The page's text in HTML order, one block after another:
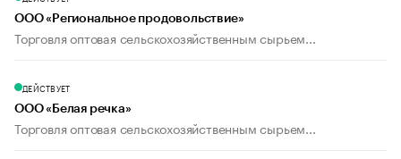
ООО «Региональное продовольствие»
Торговля оптовая сельскохозяйственным сырьем...
ДЕЙСТВУЕТ
ООО «Белая речка»
Торговля оптовая сельскохозяйственным сырьем...